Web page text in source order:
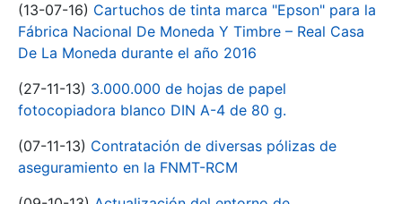
(13-07-16) Cartuchos de tinta marca "Epson" para la
Fábrica Nacional De Moneda Y Timbre – Real Casa
De La Moneda durante el año 2016
(27-11-13) 3.000.000 de hojas de papel
fotocopiadora blanco DIN A-4 de 80 g.
(07-11-13) Contratación de diversas pólizas de
aseguramiento en la FNMT-RCM